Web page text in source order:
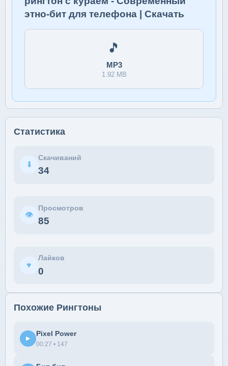
этно-бит для телефона | Скачать
🎵
MP3
1.92 MB
Статистика
⬇
Скачиваний
34
👁
Просмотров
85
♥
Лайков
0
Похожие Рингтоны
▶
Pixel Power
00:27 • 147